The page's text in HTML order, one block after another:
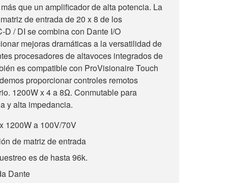
que un amplificador de alta potencia. La
de entrada de 20 x 8 de los
/ DI se combina con Dante I/O
mejoras dramáticas a la versatilidad de
procesadores de altavoces integrados de
es compatible con ProVisionaire Touch
proporcionar controles remotos
1200W x 4 a 8Ω. Conmutable para
y alta impedancia.
1200W a 100V/70V
de matriz de entrada
es de hasta 96k.
Dante